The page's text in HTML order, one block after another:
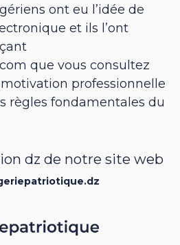
ont eu l’idée de
et ils l’ont
que vous consultez
professionnelle
règles fondamentales du
dz de notre site web